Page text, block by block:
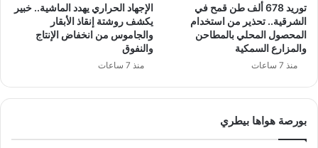
توريد 678 ألف طن قمح في
الشرقية.. تحذير من استخدام
المحصول المحلي بالمطاحن
والمزارع السمكية
منذ 7 ساعات
الإجهاد الحراري يهدد الماشية.. خبير
يكشف روشتة إنقاذ الأبقار
والجاموس من انخفاض الإنتاج
والنفوق
منذ 7 ساعات
بورصة هواها بيطري